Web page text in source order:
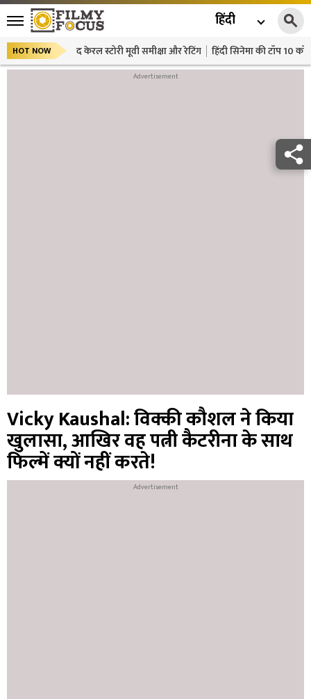
हिंदी
HOT NOW द केरल स्टोरी मूवी समीक्षा और रेटिंग हिंदी सिनेमा की टॉप 10
Vicky Kaushal: विक्की कौशल ने किया
खुलासा, आखिर वह पत्नी कैटरीना के साथ
फिल्में क्यों नहीं करते!